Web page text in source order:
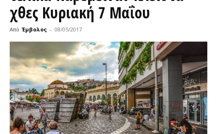
χθες Κυριακή 7 Μαΐου
Από Έμβολος - 08/05/2017